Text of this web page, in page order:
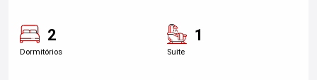
2
Dormitórios
1
Suite